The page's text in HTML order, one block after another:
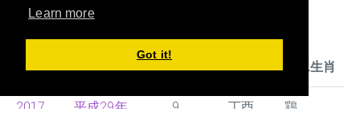
Learn more
Got it!
年齢早見表
西暦 Local year 年齢 干支 十二生肖
2017 平成29年 9 丁酉 鶏